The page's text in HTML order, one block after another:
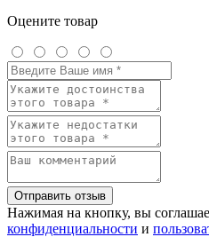
Оцените товар
Отправить отзыв
Нажимая на кнопку, вы
конфиденциальности и